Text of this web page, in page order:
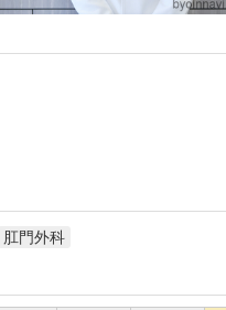
肛門外科